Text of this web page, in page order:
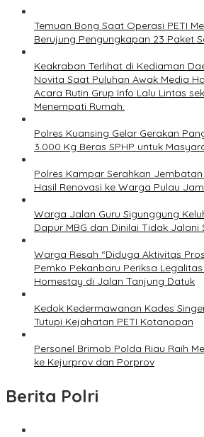
Temuan Bong Saat Operasi PETI
Berujung Pengungkapan 23 Paket
Keakraban Terlihat di Kediaman
Novita Saat Puluhan Awak Media
Acara Rutin Grup Info Lalu Lintas
Menempati Rumah.
Polres Kuansing Gelar Gerakan
3.000 Kg Beras SPHP untuk
Polres Kampar Serahkan Jembatan
Hasil Renovasi ke Warga Pulau
Warga Jalan Guru Sigunggung
Dapur MBG dan Dinilai Tidak Jalani
Warga Resah “Diduga Aktivitas
Pemko Pekanbaru Periksa
Homestay di Jalan Tanjung Datuk
Kedok Kedermawanan Kades
Tutupi Kejahatan PETI Kotanopan
Personel Brimob Polda Riau Raih
ke Kejurprov dan Porprov
Berita Polri